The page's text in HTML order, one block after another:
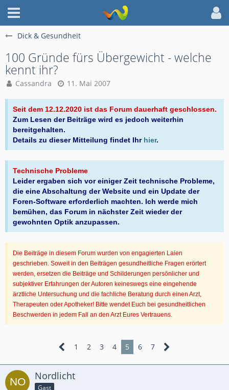
Dick & Gesundheit
100 Gründe fürs Übergewicht - welche
kennt ihr?
Cassandra 11. Mai 2007
Seit dem 12.12.2020 ist das Forum dauerhaft geschlossen.
Zum Lesen der Beiträge wird es jedoch weiterhin
bereitgehalten.
Details zu dieser Mitteilung findet Ihr hier.
Technische Probleme
Leider ergaben sich vor einiger Zeit technische Probleme,
die eine Abschaltung der Website und ein Update der
Foren-Software erforderlich machten. Ich werde mich
bemühen, das Forum in nächster Zeit wieder der
gewohnten Optik anzupassen.
Die Beiträge in diesem Forum wurden von engagierten Laien
geschrieben. Soweit in den Beiträgen gesundheitliche Fragen erörtert
werden, ersetzen die Beiträge und Schilderungen persönlicher und
subjektiver Erfahrungen der Autoren keineswegs eine eingehende
ärztliche Untersuchung und die fachliche Beratung durch einen Arzt,
Therapeuten oder Apotheker! Bitte wendet Euch bei gesundheitlichen
Beschwerden in jedem Fall an den Arzt Eures Vertrauens.
1 2 3 4 5 6 7
Nordlicht
Gast